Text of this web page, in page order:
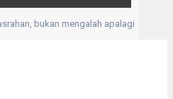
bukan mengalah apalagi
aku mengadukan kesusahan